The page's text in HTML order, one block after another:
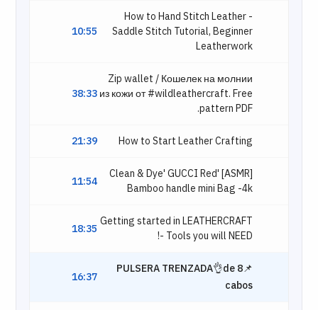
10:55
How to Hand Stitch Leather -
Saddle Stitch Tutorial, Beginner
Leatherwork
38:33
Zip wallet / Кошелек на молнии
из кожи от #wildleathercraft. Free
pattern PDF.
21:39 How to Start Leather Crafting
11:54
[ASMR] 'Clean & Dye' GUCCI Red
Bamboo handle mini Bag -4k
18:35 Getting started in LEATHERCRAFT
- Tools you will NEED!
16:37
📌PULSERA TRENZADA👌de 8
cabos